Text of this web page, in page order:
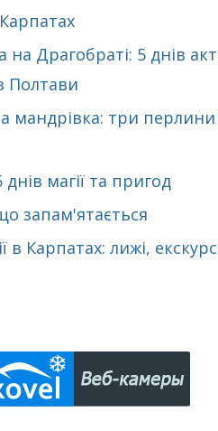
на Драгобраті: 5 днів
Полтави
мандрівка: три
магії та пригод
запам'ятається
в Карпатах: лижі,